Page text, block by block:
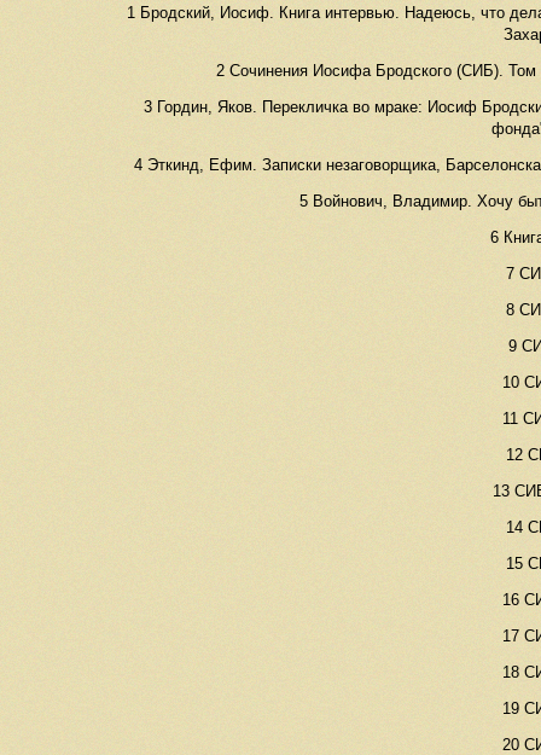
1 Бродский, Иосиф. Книга интервью. Надеюсь, что
2 Сочинения Иосифа Бродского (СИБ). Том
3 Гордин, Яков. Перекличка во мраке: Иосиф
4 Эткинд, Ефим. Записки незаговорщика,
5 Войнович, Владимир. Хочу
6
7
8
9
10
11
12
13
14
15
16
17
18
19
20